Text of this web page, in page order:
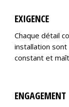
EXIGENCE
Chaque détail
installation sont
constant et
ENGAGEMENT